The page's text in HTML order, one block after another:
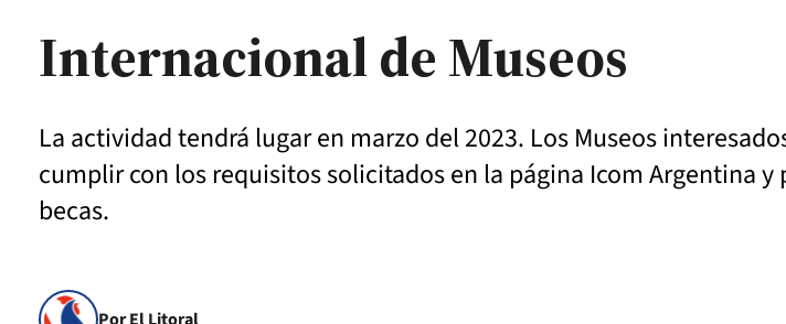
Internacional de Museos
La actividad tendrá lugar en marzo del 2023. Los Museos
cumplir con los requisitos solicitados en la página Icom Argentina
becas.